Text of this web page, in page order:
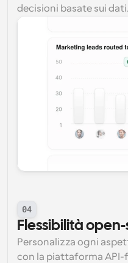
decisioni basate sui dati.
04
Flessibilità
Personalizza ogni
con la piattaforma API-